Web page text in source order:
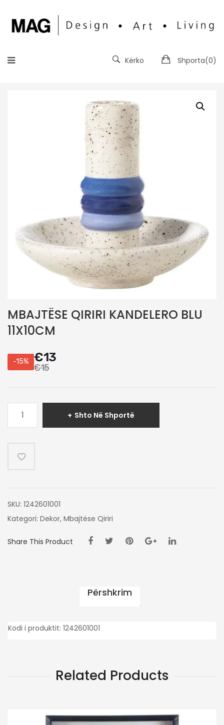
Shporta(0)
Kërko
MBAJTËSE QIRIRI KANDELERO BLU
11X10CM
-15% €13
€15
MBAJTËSE
BLU
Shto Në Shportë
SKU: 1242601001
Kategori: Dekor, Mbajtëse Qiriri
Share This Product
Përshkrim
Kodi i produktit: 1242601001
Related Products